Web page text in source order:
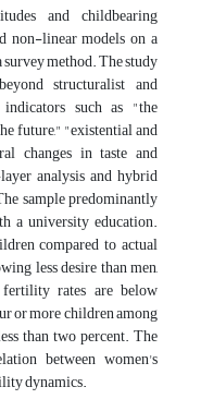
and childbearing
non-linear models on a
method. The study
structuralist and
such as "the
future," "existential and
changes in taste and
analysis and hybrid
sample predominantly
a university education.
compared to actual
less desire than men,
rates are below
or more children among
than two percent. The
between women's
dynamics.